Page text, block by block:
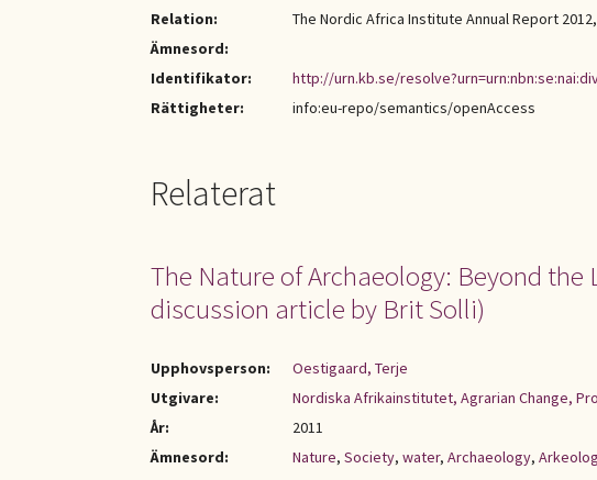
Relation:
The Nordic Africa Institute Annual Report 2012,
Ämnesord:
Identifikator:
http://urn.kb.se/
Rättigheter:
info:eu-repo/semantics/openAccess
Relaterat
The Nature of Archaeology: Beyond the
discussion article by Brit Solli)
Upphovsperson:
Oestigaard, Terje
Utgivare:
Nordiska Afrikainstitutet, Agrarian Change,
År:
2011
Ämnesord:
Nature, Society, water, Archaeology,